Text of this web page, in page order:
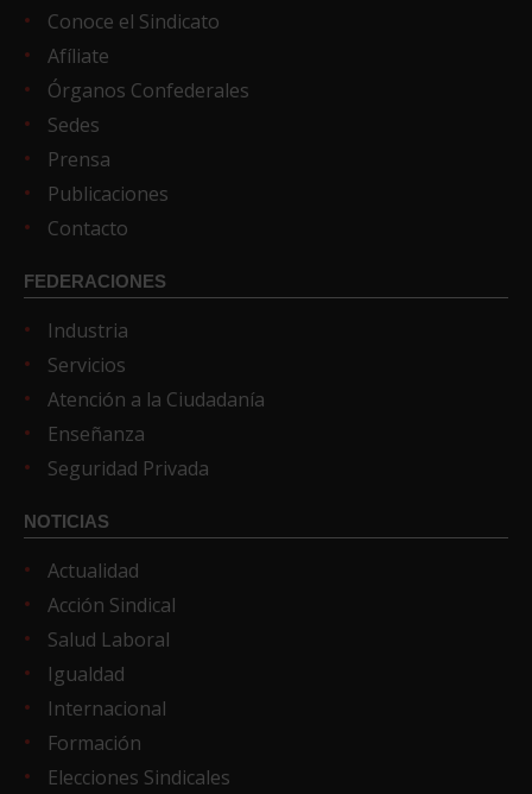
Conoce el Sindicato
Afíliate
Órganos Confederales
Sedes
Prensa
Publicaciones
Contacto
FEDERACIONES
Industria
Servicios
Atención a la Ciudadanía
Enseñanza
Seguridad Privada
NOTICIAS
Actualidad
Acción Sindical
Salud Laboral
Igualdad
Internacional
Formación
Elecciones Sindicales